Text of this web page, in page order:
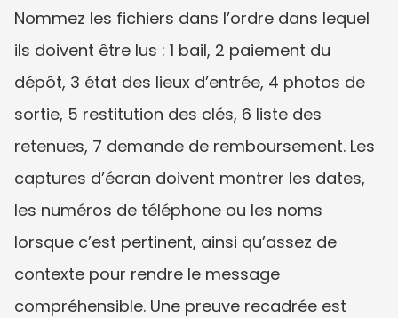
Nommez les fichiers dans l’ordre dans lequel
ils doivent être lus : 1 bail, 2 paiement du
dépôt, 3 état des lieux d’entrée, 4 photos de
sortie, 5 restitution des clés, 6 liste des
retenues, 7 demande de remboursement. Les
captures d’écran doivent montrer les dates,
les numéros de téléphone ou les noms
lorsque c’est pertinent, ainsi qu’assez de
contexte pour rendre le message
compréhensible. Une preuve recadrée est